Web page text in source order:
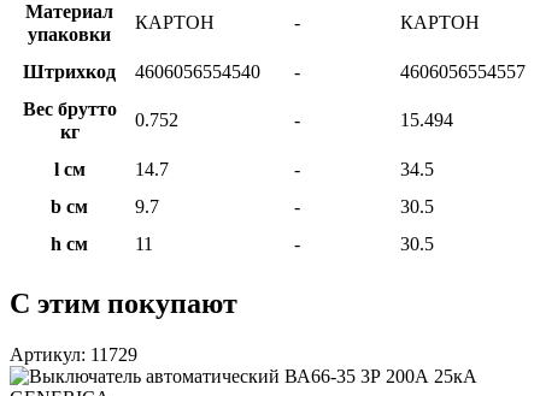
Материал
упаковки
КАРТОН - КАРТОН
Штрихкод 4606056554540 -
4606056554557
Вес брутто
кг
0.752 - 15.494
l см 14.7 -
34.5
b см
9.7 -
30.5
h см
11 - 30.5
С этим покупают
Артикул: 11729